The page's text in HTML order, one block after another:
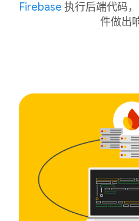
Firebase 执行后端代码
件做出